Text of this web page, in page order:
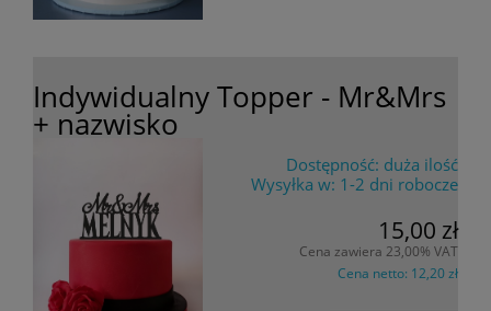
Indywidualny Topper - Mr&Mrs
+ nazwisko
Dostępność: duża ilość
Wysyłka w: 1-2 dni robocze
15,00 zł
Cena zawiera 23,00% VAT
Cena netto: 12,20 zł